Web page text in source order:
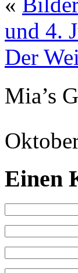
und 4.
Der
Mia’s
Einen